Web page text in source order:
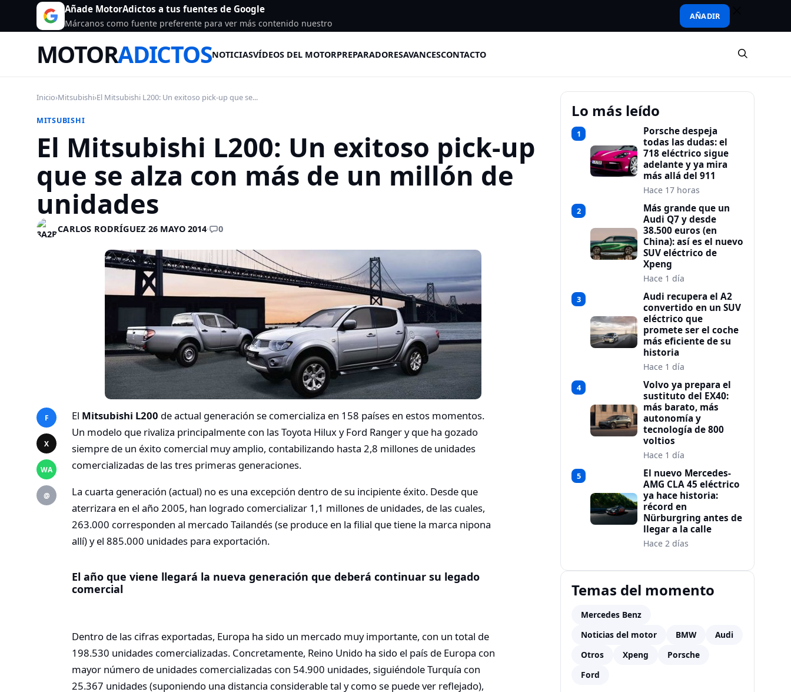
Añade MotorAdictos a tus fuentes de Google
Márcanos como fuente preferente para ver más contenido nuestro
AÑADIR
MOTORADICTOSNOTICIASVÍDEOS DEL MOTORPREPARADORESAVANCESCONTACTO
Inicio›Mitsubishi›El Mitsubishi L200: Un exitoso pick-up que se...
MITSUBISHI
El Mitsubishi L200: Un exitoso pick-up
que se alza con más de un millón de
unidades
CARLOS RODRÍGUEZ·26 MAYO 2014· 0
F
X
WA
@
El Mitsubishi L200 de actual generación se comercializa en 158 países en estos momentos.
Un modelo que rivaliza principalmente con las Toyota Hilux y Ford Ranger y que ha gozado
siempre de un éxito comercial muy amplio, contabilizando hasta 2,8 millones de unidades
comercializadas de las tres primeras generaciones.
La cuarta generación (actual) no es una excepción dentro de su incipiente éxito. Desde que
aterrizara en el año 2005, han logrado comercializar 1,1 millones de unidades, de las cuales,
263.000 corresponden al mercado Tailandés (se produce en la filial que tiene la marca nipona
allí) y el 885.000 unidades para exportación.
El año que viene llegará la nueva generación que deberá continuar su legado
comercial
Dentro de las cifras exportadas, Europa ha sido un mercado muy importante, con un total de
198.530 unidades comercializadas. Concretamente, Reino Unido ha sido el país de Europa con
mayor número de unidades comercializadas con 54.900 unidades, siguiéndole Turquía con
25.367 unidades (suponiendo una distancia considerable tal y como se puede ver reflejado),
Lo más leído
1
Porsche despeja
todas las dudas: el
718 eléctrico sigue
adelante y ya mira
más allá del 911
Hace 17 horas
2
Más grande que un
Audi Q7 y desde
38.500 euros (en
China): así es el nuevo
SUV eléctrico de
Xpeng
Hace 1 día
3
Audi recupera el A2
convertido en un SUV
eléctrico que
promete ser el coche
más eficiente de su
historia
Hace 1 día
4
Volvo ya prepara el
sustituto del EX40:
más barato, más
autonomía y
tecnología de 800
voltios
Hace 1 día
5
El nuevo Mercedes-
AMG CLA 45 eléctrico
ya hace historia:
récord en
Nürburgring antes de
llegar a la calle
Hace 2 días
Temas del momento
Mercedes Benz
Noticias del motor
BMW
Audi
Otros
Xpeng
Porsche
Ford